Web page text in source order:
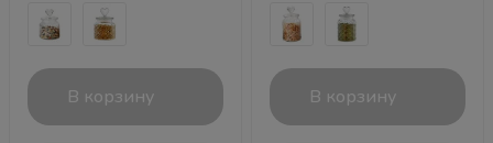
В корзину В корзину